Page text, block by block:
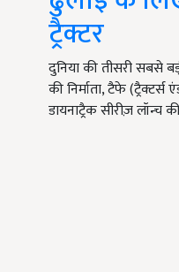
ट्रैक्टर
दुनिया की तीसरी सबसे
की निर्माता, टैफे
डायनाट्रैक सीरीज़ लॉन्च